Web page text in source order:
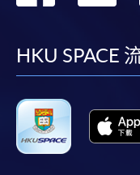
HKU SPACE